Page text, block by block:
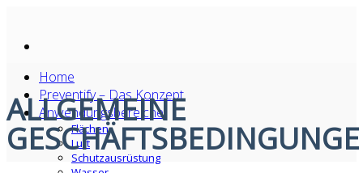
content
Home
Preventify – Das Konzept
Anwendungsbereiche
Flächen
Luft
Schutzausrüstung
ALLGEMEINE